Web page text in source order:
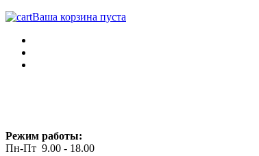
Ваша корзина пуста
Режим работы:
Пн-Пт 9.00 - 18.00